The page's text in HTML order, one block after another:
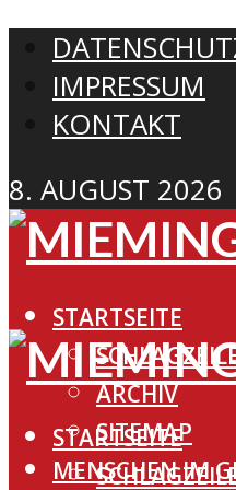
IMPRESSUM
KONTAKT
8. AUGUST 2026
STARTSEITE
ARCHIV
SITEMAP
MENSCHEN IM
STARTSEITE